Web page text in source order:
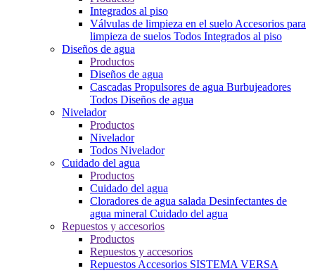
Integrados al piso
Válvulas de limpieza en el suelo Accesorios para
limpieza de suelos Todos Integrados al piso
Diseños de agua
Productos
Diseños de agua
Cascadas Propulsores de agua Burbujeadores
Todos Diseños de agua
Nivelador
Productos
Nivelador
Todos Nivelador
Cuidado del agua
Productos
Cuidado del agua
Cloradores de agua salada Desinfectantes de
agua mineral Cuidado del agua
Repuestos y accesorios
Productos
Repuestos y accesorios
Repuestos Accesorios SISTEMA VERSA